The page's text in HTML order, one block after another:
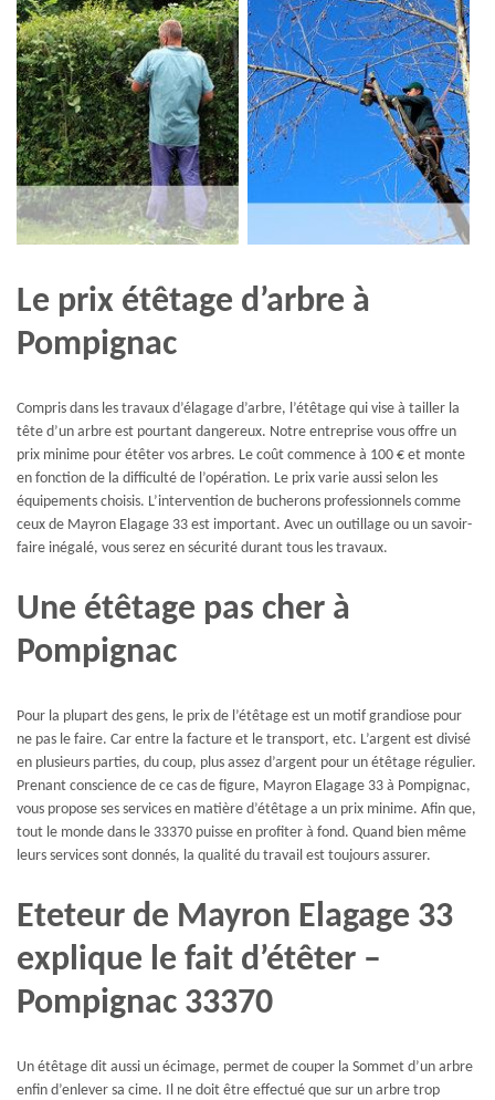
Le prix étêtage d’arbre à
Pompignac
Compris dans les travaux d’élagage d’arbre, l’étêtage qui vise à tailler la
tête d’un arbre est pourtant dangereux. Notre entreprise vous offre un
prix minime pour étêter vos arbres. Le coût commence à 100 € et monte
en fonction de la difficulté de l’opération. Le prix varie aussi selon les
équipements choisis. L’intervention de bucherons professionnels comme
ceux de Mayron Elagage 33 est important. Avec un outillage ou un savoir-
faire inégalé, vous serez en sécurité durant tous les travaux.
Une étêtage pas cher à
Pompignac
Pour la plupart des gens, le prix de l’étêtage est un motif grandiose pour
ne pas le faire. Car entre la facture et le transport, etc. L’argent est divisé
en plusieurs parties, du coup, plus assez d’argent pour un étêtage régulier.
Prenant conscience de ce cas de figure, Mayron Elagage 33 à Pompignac,
vous propose ses services en matière d’étêtage a un prix minime. Afin que,
tout le monde dans le 33370 puisse en profiter à fond. Quand bien même
leurs services sont donnés, la qualité du travail est toujours assurer.
Eteteur de Mayron Elagage 33
explique le fait d’étêter –
Pompignac 33370
Un étêtage dit aussi un écimage, permet de couper la Sommet d’un arbre
enfin d’enlever sa cime. Il ne doit être effectué que sur un arbre trop